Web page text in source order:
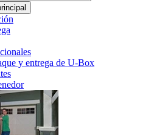
y entrega de U-Box